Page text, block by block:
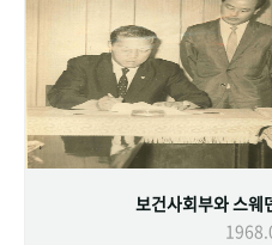
보건사회부와 스웨